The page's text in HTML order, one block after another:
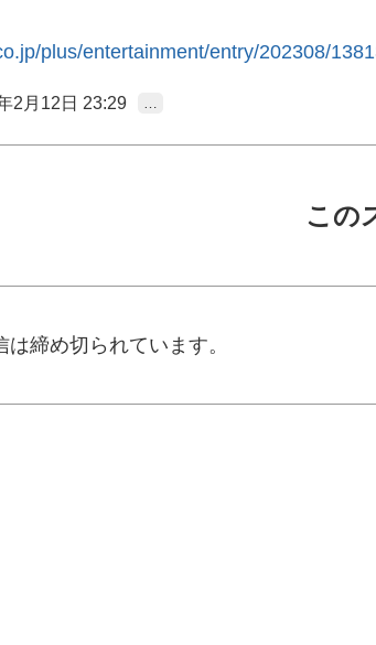
plus/entertainment/entry/202308/
2月12日 23:29 …
この
締め切られています。